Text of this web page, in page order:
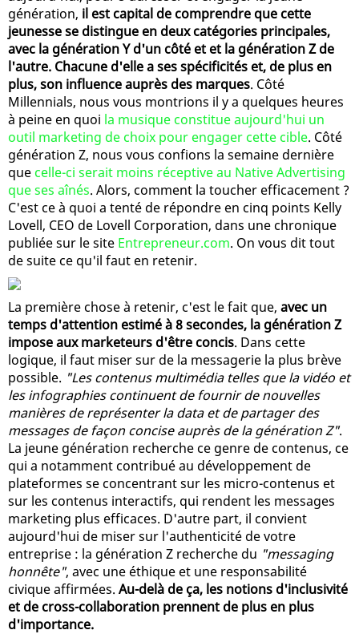
génération, il est capital de comprendre que cette
jeunesse se distingue en deux catégories principales,
avec la génération Y d'un côté et et la génération Z de
l'autre. Chacune d'elle a ses spécificités et, de plus en
plus, son influence auprès des marques. Côté
Millennials, nous vous montrions il y a quelques heures
à peine en quoi la musique constitue aujourd'hui un
outil marketing de choix pour engager cette cible. Côté
génération Z, nous vous confions la semaine dernière
que celle-ci serait moins réceptive au Native Advertising
que ses aînés. Alors, comment la toucher efficacement ?
C'est ce à quoi a tenté de répondre en cinq points Kelly
Lovell, CEO de Lovell Corporation, dans une chronique
publiée sur le site Entrepreneur.com. On vous dit tout
de suite ce qu'il faut en retenir.
La première chose à retenir, c'est le fait que, avec un
temps d'attention estimé à 8 secondes, la génération Z
impose aux marketeurs d'être concis. Dans cette
logique, il faut miser sur de la messagerie la plus brève
possible. "Les contenus multimédia telles que la vidéo et
les infographies continuent de fournir de nouvelles
manières de représenter la data et de partager des
messages de façon concise auprès de la génération Z".
La jeune génération recherche ce genre de contenus, ce
qui a notamment contribué au développement de
plateformes se concentrant sur les micro-contenus et
sur les contenus interactifs, qui rendent les messages
marketing plus efficaces. D'autre part, il convient
aujourd'hui de miser sur l'authenticité de votre
entreprise : la génération Z recherche du "messaging
honnête", avec une éthique et une responsabilité
civique affirmées. Au-delà de ça, les notions d'inclusivité
et de cross-collaboration prennent de plus en plus
d'importance.